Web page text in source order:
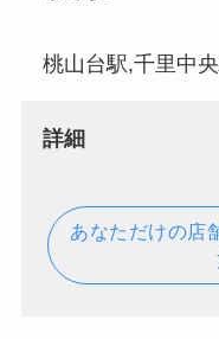
桃山台駅,千里中
詳細
あなただけの店